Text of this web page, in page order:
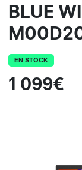
BLUE
EN STOCK
1 099€